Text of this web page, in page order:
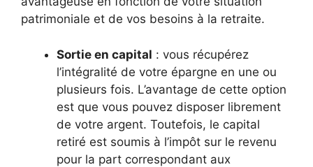
patrimoniale et de vos besoins à la retraite.
Sortie en capital : vous récupérez
l’intégralité de votre épargne en une ou
plusieurs fois. L’avantage de cette option
est que vous pouvez disposer librement
de votre argent. Toutefois, le capital
retiré est soumis à l’impôt sur le revenu
pour la part correspondant aux